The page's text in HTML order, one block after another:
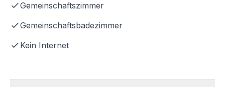
Gemeinschaftszimmer
Gemeinschaftsbadezimmer
Kein Internet